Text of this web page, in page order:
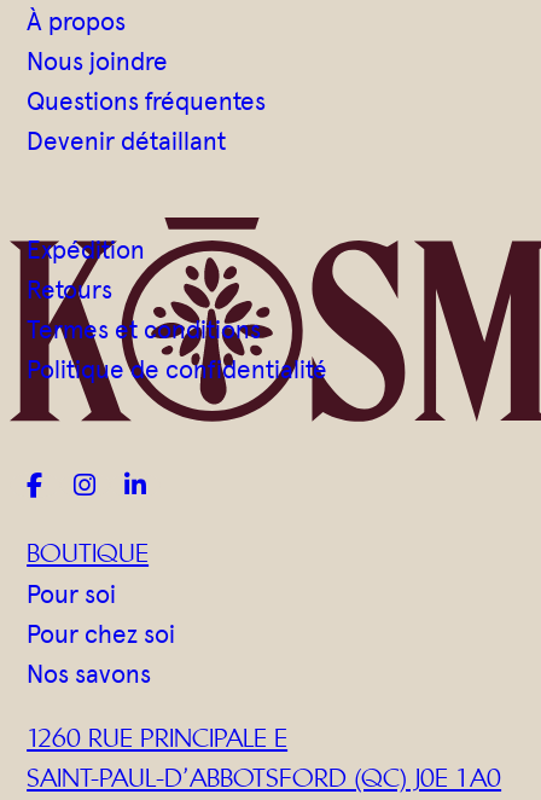
À propos
Nous joindre
Questions fréquentes
Devenir détaillant
Expédition
Retours
Termes et conditions
Politique de confidentialité
  
BOUTIQUE
Pour soi
Pour chez soi
Nos savons
1260 RUE PRINCIPALE E
SAINT-PAUL-D’ABBOTSFORD (QC) J0E 1A0